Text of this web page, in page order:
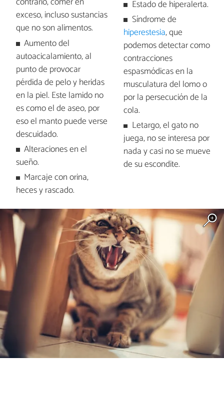
exceso, incluso sustancias
que no son alimentos.
Aumento del
autoacicalamiento, al
punto de provocar
pérdida de pelo y heridas
en la piel. Este lamido no
es como el de aseo, por
eso el manto puede verse
descuidado.
Alteraciones en el
sueño.
Marcaje con orina,
heces y rascado.
Estado de hiperalerta.
Síndrome de
hiperestesia, que
podemos detectar como
contracciones
espasmódicas en la
musculatura del lomo o
por la persecución de la
cola.
Letargo, el gato no
juega, no se interesa por
nada y casi no se mueve
de su escondite.